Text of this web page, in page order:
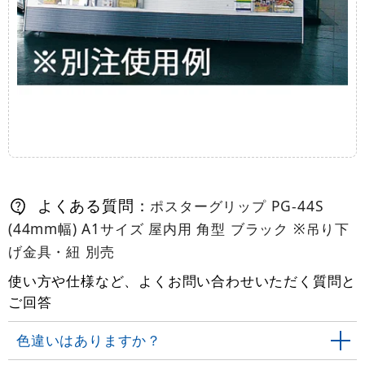
よくある質問：ポスターグリップ PG-44S
(44mm幅) A1サイズ 屋内用 角型 ブラック ※吊り下
げ金具・紐 別売
使い方や仕様など、よくお問い合わせいただく質問と
ご回答
色違いはありますか？